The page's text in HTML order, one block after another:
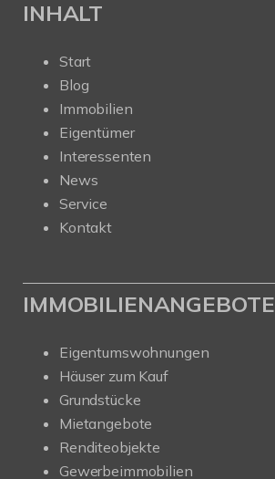
INHALT
Start
Blog
Immobilien
Eigentümer
Interessenten
News
Service
Kontakt
IMMOBILIENANGEBOTE
Eigentumswohnungen
Häuser zum Kauf
Grundstücke
Mietangebote
Renditeobjekte
Gewerbeimmobilien